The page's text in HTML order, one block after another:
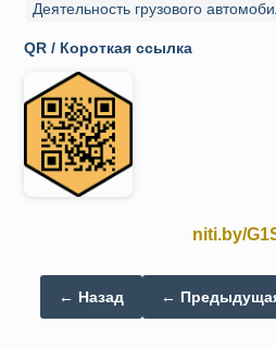
Деятельность грузового
QR / Короткая ссылка
niti.by/
← Назад ←